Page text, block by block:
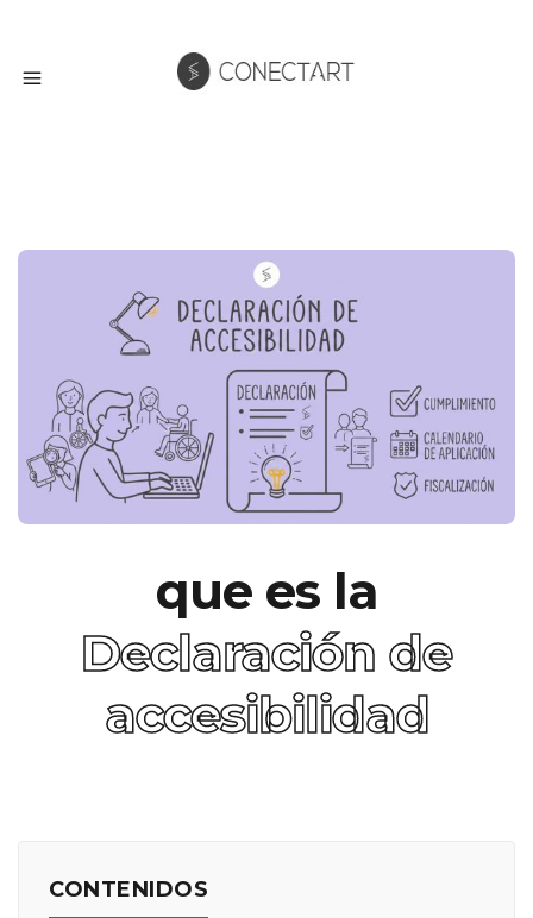
que es la
Declaración de
accesibilidad
CONTENIDOS